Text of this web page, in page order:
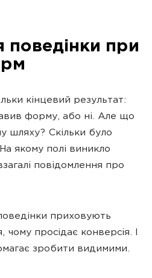
поведінки при
кінцевий результат:
форму, або ні. Але що
шляху? Скільки було
якому полі виникло
повідомлення про
приховують
чому просідає конверсія. І
зробити видимими.